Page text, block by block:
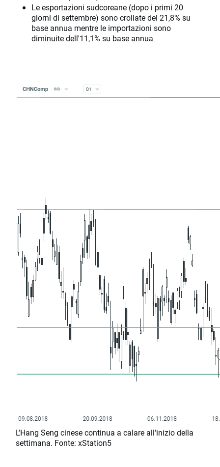
Le esportazioni sudcoreane (dopo i primi 20
giorni di settembre) sono crollate del 21,8% su
base annua mentre le importazioni sono
diminuite dell'11,1% su base annua
L'Hang Seng cinese continua a calare all'inizio della
settimana. Fonte: xStation5